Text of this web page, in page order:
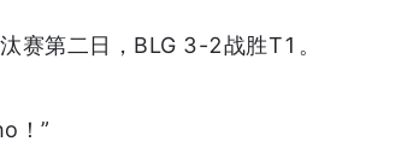
赛第二日，BLG 3-2战胜T1。
！”